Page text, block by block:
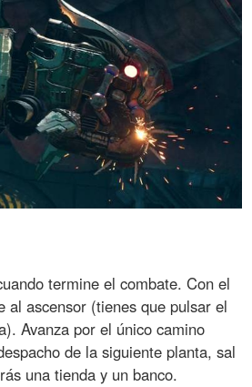
termine el combate. Con el
al ascensor (tienes que pulsar el
Avanza por el único camino
de la siguiente planta, sal
una tienda y un banco.